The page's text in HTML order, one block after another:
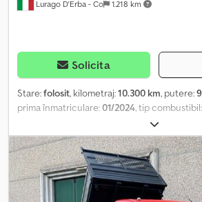
Lurago D'Erba - Co 1.218 km
Solicita
Stare:folosit, kilometraj:10.300 km, putere:
prima înmatriculare:01/2024, tip combustibil:
, greutate totală:
configurație ax:4x2, tip de angrenaj:
Euro 6, număr de locuri:3, lungimea
mm, lățimea spațiului de încărcare:2.200
încărcare:2.200 mm, An de fabricație:2024,
stare ca nouă - 35 de tone, sarcină maximă,